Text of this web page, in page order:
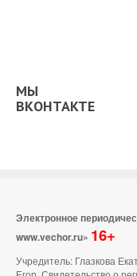
МЫ
ВКОНТАКТЕ
Электронное
www.vechor.ru» 16+
Учредитель: Глазкова